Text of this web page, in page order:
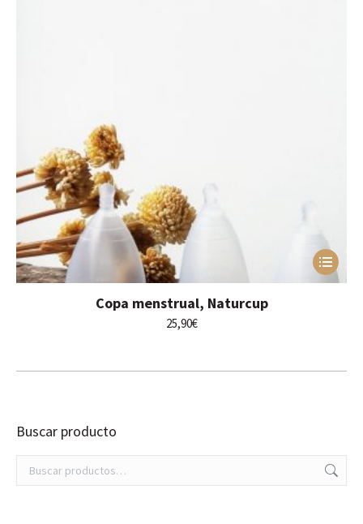
Este
producto
tiene
se
producto
Copa menstrual, Naturcup
25,90€
Buscar producto